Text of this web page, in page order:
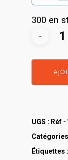
300 en
UGS : Réf -
Étiquettes :